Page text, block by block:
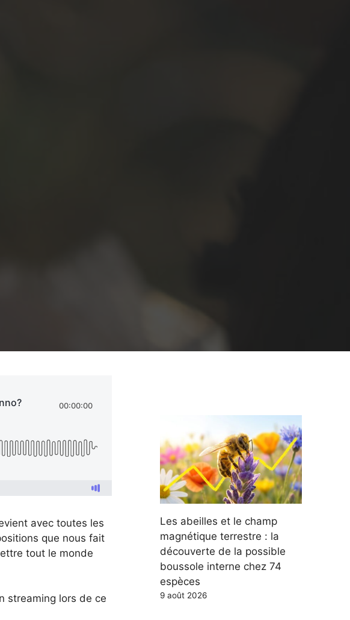
avec toutes les
que nous fait
tout le monde
streaming lors de ce
Les abeilles et le champ
magnétique terrestre : la
découverte de la possible
boussole interne chez 74
espèces
9 août 2026